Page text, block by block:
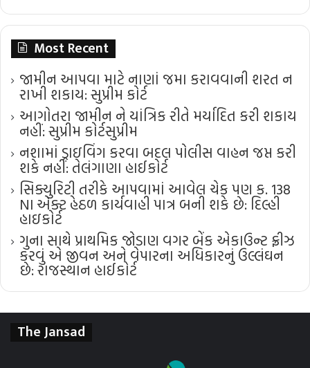
Most Recent
જામીન આપવા માટે નાણાં જમા કરાવવાની શરત ન
રાખી શકાય: સુપ્રીમ કોર્ટ
આગોતરા જામીન ને યાંત્રિક રીતે મર્યાદિત કરી શકાય
નહીં: સુપ્રીમ કોર્ટ​સુપ્રીમ
નશામાં ડ્રાઇવિંગ કરવા બદલ પોલીસ વાહન જપ્ત કરી
શકે નહીં: તેલંગાણા હાઈકોર્ટ
સિક્યુરિટી તરીકે આપવામાં આવેલ ચેક પણ ક. 138
NI એક્ટ હેઠળ કાર્યવાહી પાત્ર બની શકે છે: દિલ્હી
હાઇકોર્ટ
ગુના સાથે પ્રાથમિક જોડાણ વગર બેંક એકાઉન્ટ ફ્રીઝ
કરવું એ જીવન અને વેપારના અધિકારનું ઉલ્લંઘન
છે: રાજસ્થાન હાઈકોર્ટ
The Jansad